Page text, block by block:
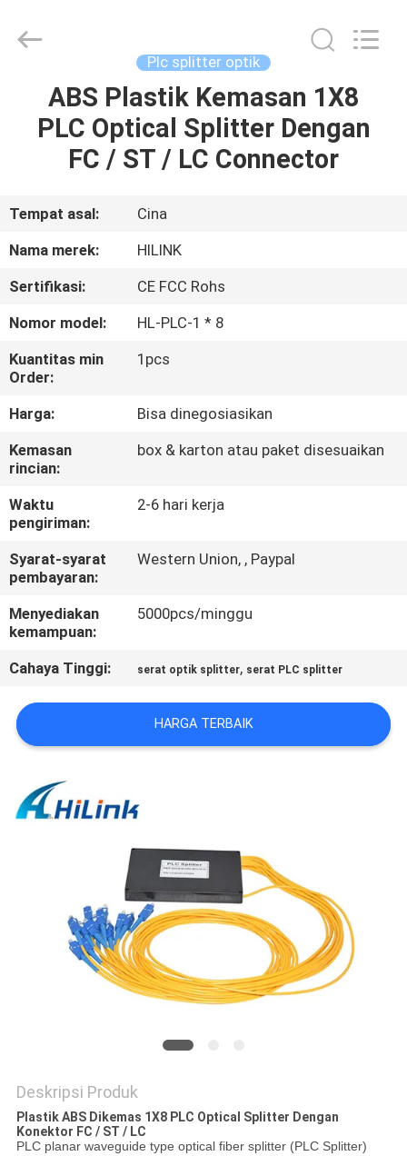
RUMAH
PRODUK
TENTANG
KAMI
TUR
PABRIK
KONTROL
KUALITAS
HUBUNGI
KAMI
BERITA
KASUS-
KASUS
MINTA
KUTIPAN
SITEMAP
KEBIJAKAN
Technology
Co.,Ltd..
Plc splitter optik
ABS Plastik Kemasan 1X8
PLC Optical Splitter Dengan
FC / ST / LC Connector
Tempat asal:
Cina
Nama merek:
HILINK
Sertifikasi:
CE FCC Rohs
Nomor model:
HL-PLC-1 * 8
Kuantitas min
Order:
1pcs
Harga:
Bisa dinegosiasikan
Kemasan
rincian:
box & karton atau paket disesuaikan
Waktu
pengiriman:
2-6 hari kerja
Syarat-syarat
pembayaran:
Western Union, , Paypal
Menyediakan
kemampuan:
5000pcs/minggu
Cahaya Tinggi: serat optik splitter, serat PLC splitter
HARGA TERBAIK
Deskripsi Produk
Plastik ABS Dikemas 1X8 PLC Optical Splitter Dengan
Konektor FC / ST / LC
PLC planar waveguide type optical fiber splitter (PLC Splitter)